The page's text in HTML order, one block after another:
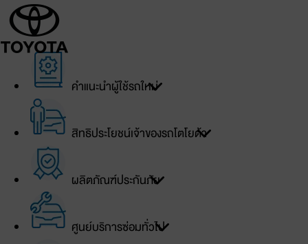
คำแนะนำผู้ใช้รถใหม่
สิทธิประโยชน์เจ้าของรถโตโยต้า
ผลิตภัณฑ์ประกันภัย
ศูนย์บริการซ่อมทั่วไป
บัญชีของฉัน
เข้าสู่ระบบ
เข้าสู่ระบบ